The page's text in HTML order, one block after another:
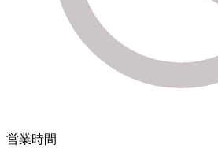
営業時間